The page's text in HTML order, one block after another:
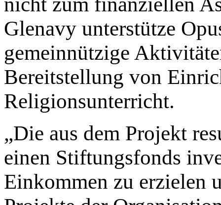
Glenavy unterstütze
gemeinnützige
Bereitstellung von
Religionsunterricht.
„Die aus dem Projekt
einen Stiftungsfonds
Einkommen zu erzielen